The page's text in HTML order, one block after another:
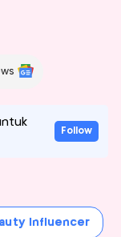
Follow
Influencer